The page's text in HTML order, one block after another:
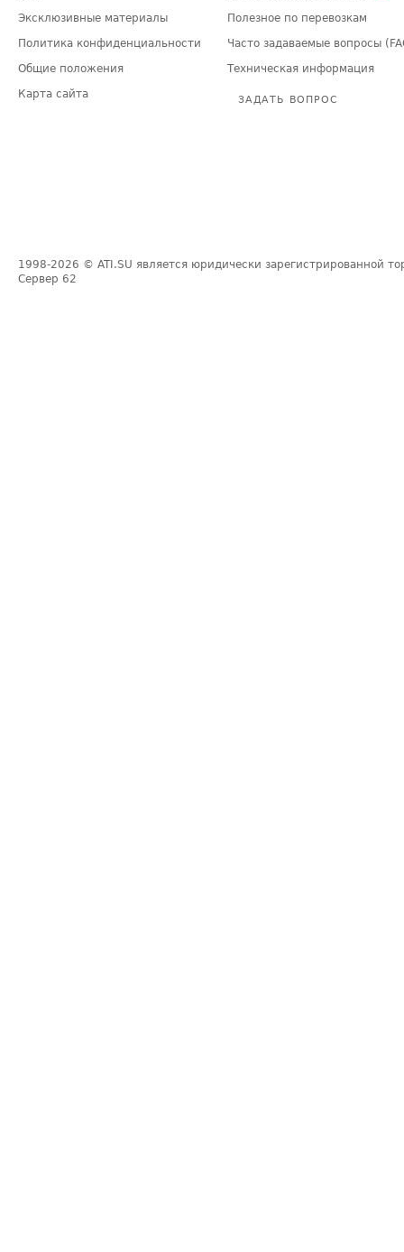
Эксклюзивные материалы
Политика конфиденциальности
Общие положения
Карта сайта
Полезное по перевозкам
Часто задаваемые вопросы
Техническая информация
ЗАДАТЬ ВОПРОС
1998-2026 © ATI.SU является юридически зарегистрированной
Сервер 62